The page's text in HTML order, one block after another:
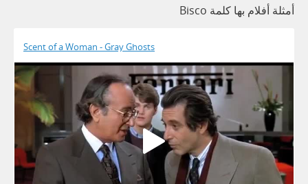
أمثلة أفلام بها كلمة Bisco
Scent of a Woman - Gray Ghosts